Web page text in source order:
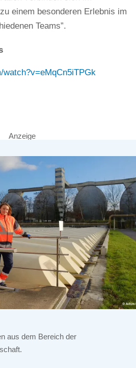
einem besonderen Erlebnis im
Teams”.
Anzeige
aus dem Bereich der